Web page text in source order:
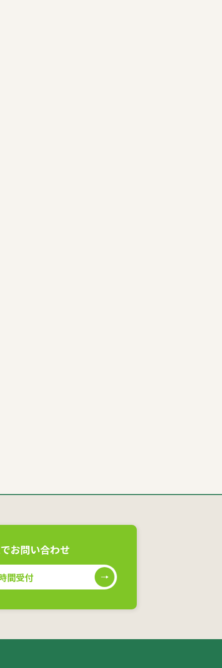
お問い合わせ
間受付